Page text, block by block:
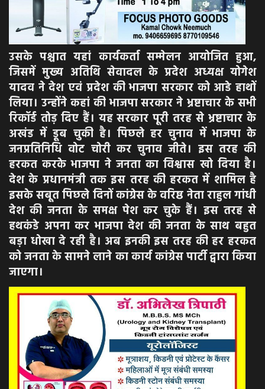
उसके पश्चात यहां कार्यकर्ता सम्मेलन आयोजित हुआ,
जिसमें मुख्य अतिथि सेवादल के प्रदेश अध्यक्ष योगेश
यादव ने देश एवं प्रदेश की भाजपा सरकार को आडे हाथों
लिया। उन्होंने कहां की भाजपा सरकार ने भ्रष्टाचार के सभी
रिकॉर्ड तोड़ दिए हैं। यह सरकार पूरी तरह से भ्रष्टाचार के
अखंड में डूब चुकी है। पिछले हर चुनाव में भाजपा के
जनप्रतिनिधि वोट चोरी कर चुनाव जीते। इस तरह की
हरकत करके भाजपा ने जनता का विश्वास खो दिया है।
देश के प्रधानमंत्री तक इस तरह की हरकत में शामिल है
इसके सबूत पिछले दिनों कांग्रेस के वरिष्ठ नेता राहुल गांधी
देश की जनता के समक्ष पेश कर चुके हैं। इस तरह से
हथकंडे अपना कर भाजपा देश की जनता के साथ बहुत
बड़ा धोखा दे रही है। अब इनकी इस तरह की हर हरकत
को जनता के सामने लाने का कार्य कांग्रेस पार्टी द्वारा किया
जाएगा।